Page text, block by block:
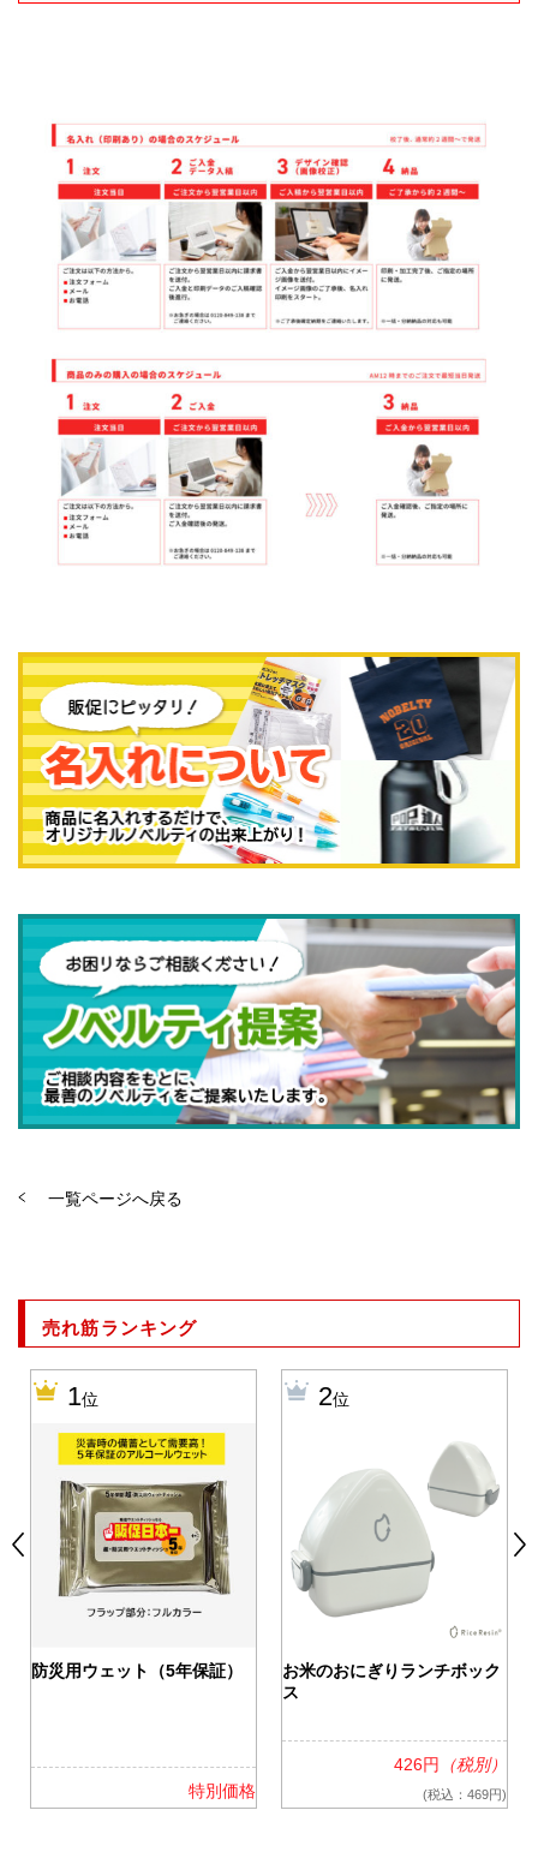
一覧ページへ戻る
売れ筋ランキング
1位
防災用ウェット（5年保証）
特別価格
2位
お米のおにぎりランチボック
ス
426円 （税別）
(税込：469円)